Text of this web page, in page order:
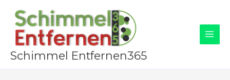
Inhalt
springen
Schimmel Entfernen365